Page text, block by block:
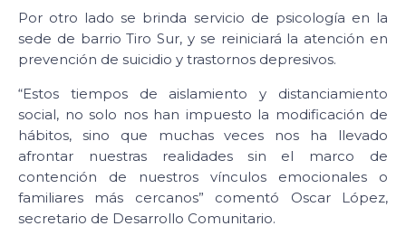
Por otro lado se brinda servicio de psicología en la
sede de barrio Tiro Sur, y se reiniciará la atención en
prevención de suicidio y trastornos depresivos.
“Estos tiempos de aislamiento y distanciamiento
social, no solo nos han impuesto la modificación de
hábitos, sino que muchas veces nos ha llevado
afrontar nuestras realidades sin el marco de
contención de nuestros vínculos emocionales o
familiares más cercanos” comentó Oscar López,
secretario de Desarrollo Comunitario.